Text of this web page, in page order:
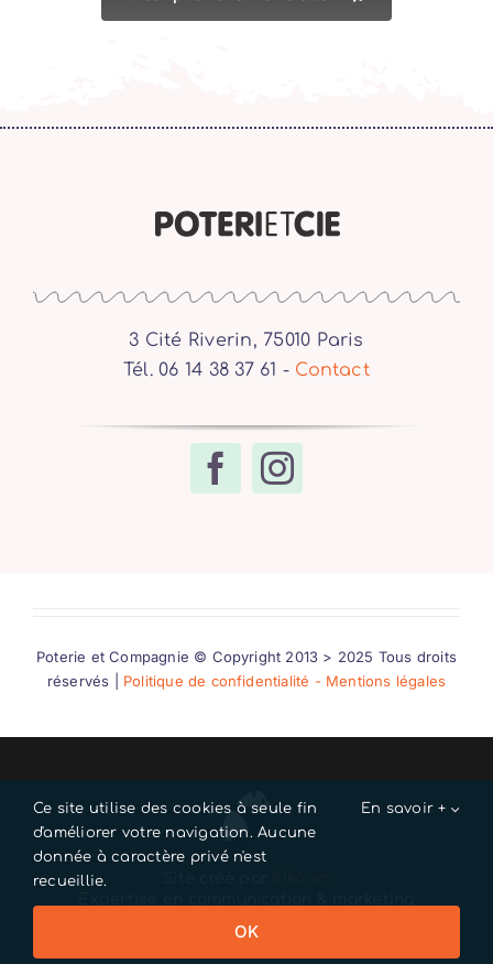
3 Cité Riverin, 75010 Paris
Tél. 06 14 38 37 61 - Contact
Poterie et Compagnie © Copyright 2013 > 2025 Tous droits
réservés | Politique de confidentialité - Mentions légales
Ce site utilise des cookies à seule fin
d'améliorer votre navigation. Aucune
donnée à caractère privé n'est
recueillie.
En savoir +
OK